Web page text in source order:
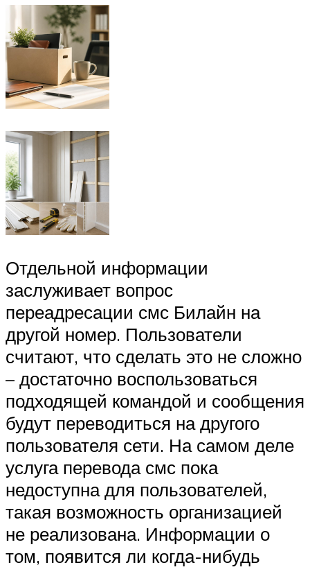
Отдельной информации
заслуживает вопрос
переадресации смс Билайн на
другой номер. Пользователи
считают, что сделать это не сложно
– достаточно воспользоваться
подходящей командой и сообщения
будут переводиться на другого
пользователя сети. На самом деле
услуга перевода смс пока
недоступна для пользователей,
такая возможность организацией
не реализована. Информации о
том, появится ли когда-нибудь